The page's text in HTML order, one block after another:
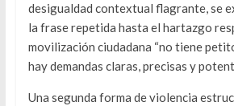
desigualdad contextual flagrante, se
la frase repetida hasta el hartazgo
movilización ciudadana “no tiene
hay demandas claras, precisas y
Una segunda forma de violencia